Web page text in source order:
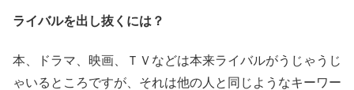
ライバルを出し抜くには？
本、ドラマ、映画、ＴＶなどは本来ライバルがうじゃうじ
ゃいるところですが、それは他の人と同じようなキーワー